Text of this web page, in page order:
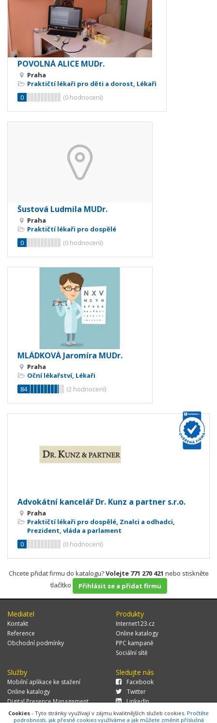
POVOLNÁ ALICE MUDr.
Praha
Praktičtí lékaři pro děti a dorost, Lékaři
0
(0 hodnocení)
Šustová Ludmila MUDr.
Praha
Praktičtí lékaři pro dospělé
0
(0 hodnocení)
MLÁDKOVÁ Jaromíra MUDr.
Praha
Oční lékařství, Lékaři
84
(2 hodnocení)
Advokátní kancelář Dr. Kunz a partner s.r.o.
Praha
Praktičtí lékaři pro dospělé, Znalci a odhadci,
Prezident, vláda a parlament
0
(0 hodnocení)
Chcete přidat firmu do katalogu?Volejte 771 270 421 nebo stiskněte
tlačítko
Přihlásit se a přidat firmu
Mediatel
Kontakt
Reference
Obchodní podmínky
Produkty
Internet123.cz
Online katalogy
PPC kampaně
Sociální sítě
Služby
Mobilní aplikace ke stažení
Online katalogy
Digital Presence Management
Více zákazníků
Sledujte nás
Facebook
Twitter
LinkedIn
Cookies - Tyto stránky využívají v zájmu kvalitnějších služeb cookies. Pročtěte
podrobnosti, jak přesně cookies využíváme a jak můžete změnit příslušná